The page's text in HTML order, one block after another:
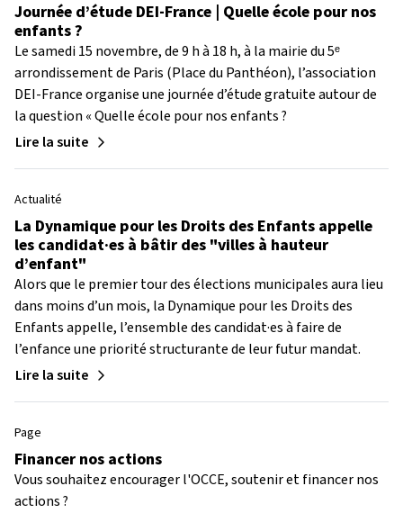
Journée d’étude DEI-France | Quelle école pour nos
enfants ?
Le samedi 15 novembre, de 9 h à 18 h, à la mairie du 5ᵉ
arrondissement de Paris (Place du Panthéon), l’association
DEI-France organise une journée d’étude gratuite autour de
la question « Quelle école pour nos enfants ?
Lire la suite
Actualité
La Dynamique pour les Droits des Enfants appelle
les candidat·es à bâtir des "villes à hauteur
d’enfant"
Alors que le premier tour des élections municipales aura lieu
dans moins d’un mois, la Dynamique pour les Droits des
Enfants appelle, l’ensemble des candidat·es à faire de
l’enfance une priorité structurante de leur futur mandat.
Lire la suite
Page
Financer nos actions
Vous souhaitez encourager l'OCCE, soutenir et financer nos
actions ?